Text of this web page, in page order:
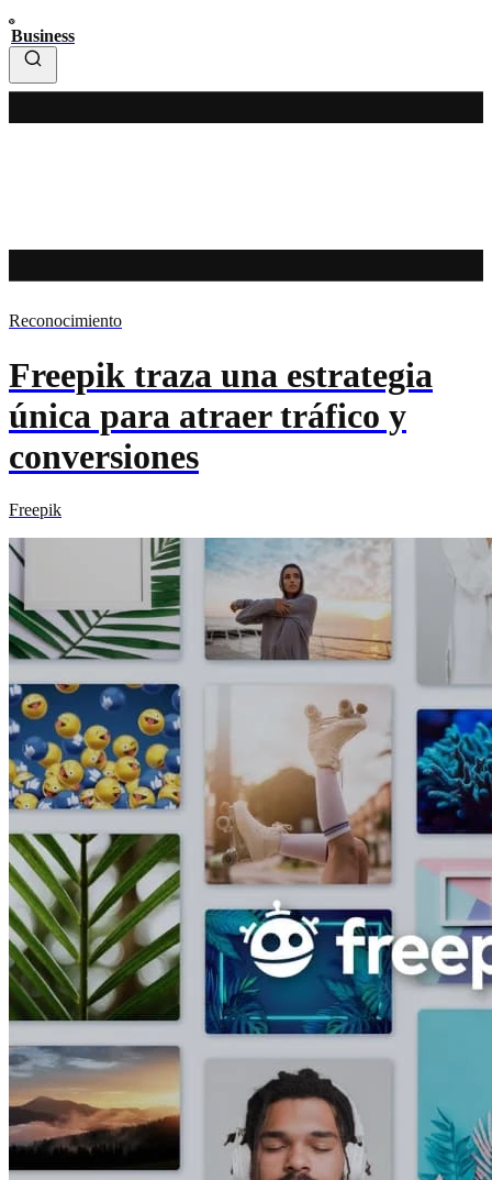
Business
Reconocimiento
Freepik traza una estrategia
única para atraer tráfico y
conversiones
Freepik